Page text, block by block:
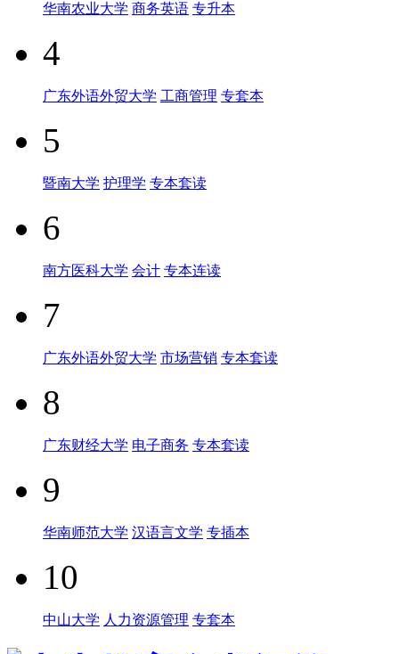
华南农业大学 商务英语 专升本
4
广东外语外贸大学 工商管理 专套本
5
暨南大学 护理学 专本套读
6
南方医科大学 会计 专本连读
7
广东外语外贸大学 市场营销 专本套读
8
广东财经大学 电子商务 专本套读
9
华南师范大学 汉语言文学 专插本
10
中山大学 人力资源管理 专套本